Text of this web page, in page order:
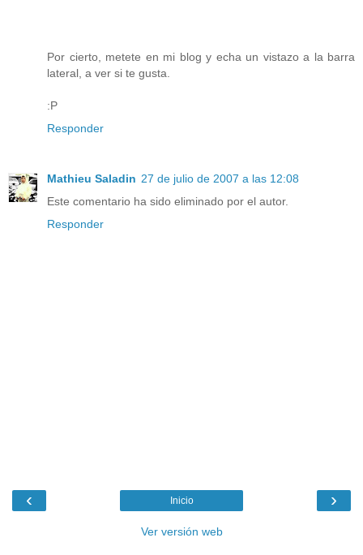
Por cierto, metete en mi blog y echa un vistazo a la barra
lateral, a ver si te gusta.
:P
Responder
Mathieu Saladin 27 de julio de 2007 a las 12:08
Este comentario ha sido eliminado por el autor.
Responder
‹ ›
Inicio
Ver versión web